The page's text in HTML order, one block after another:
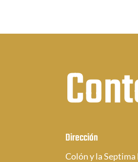
Dirección
Colón y la Septima